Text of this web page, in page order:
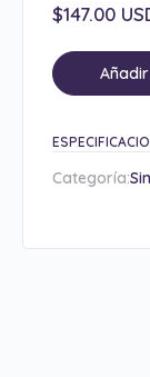
$147.00
Categoría: